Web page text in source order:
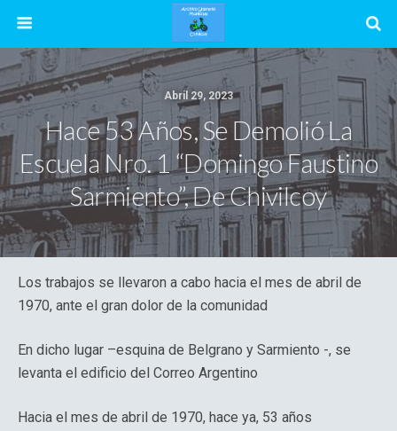
Abril 29, 2023
Hace 53 Años, Se Demolió La
Escuela Nro. 1 “Domingo Faustino
Sarmiento”, De Chivilcoy
Los trabajos se llevaron a cabo hacia el mes de abril de
1970, ante el gran dolor de la comunidad
En dicho lugar –esquina de Belgrano y Sarmiento -, se
levanta el edificio del Correo Argentino
Hacia el mes de abril de 1970, hace ya, 53 años